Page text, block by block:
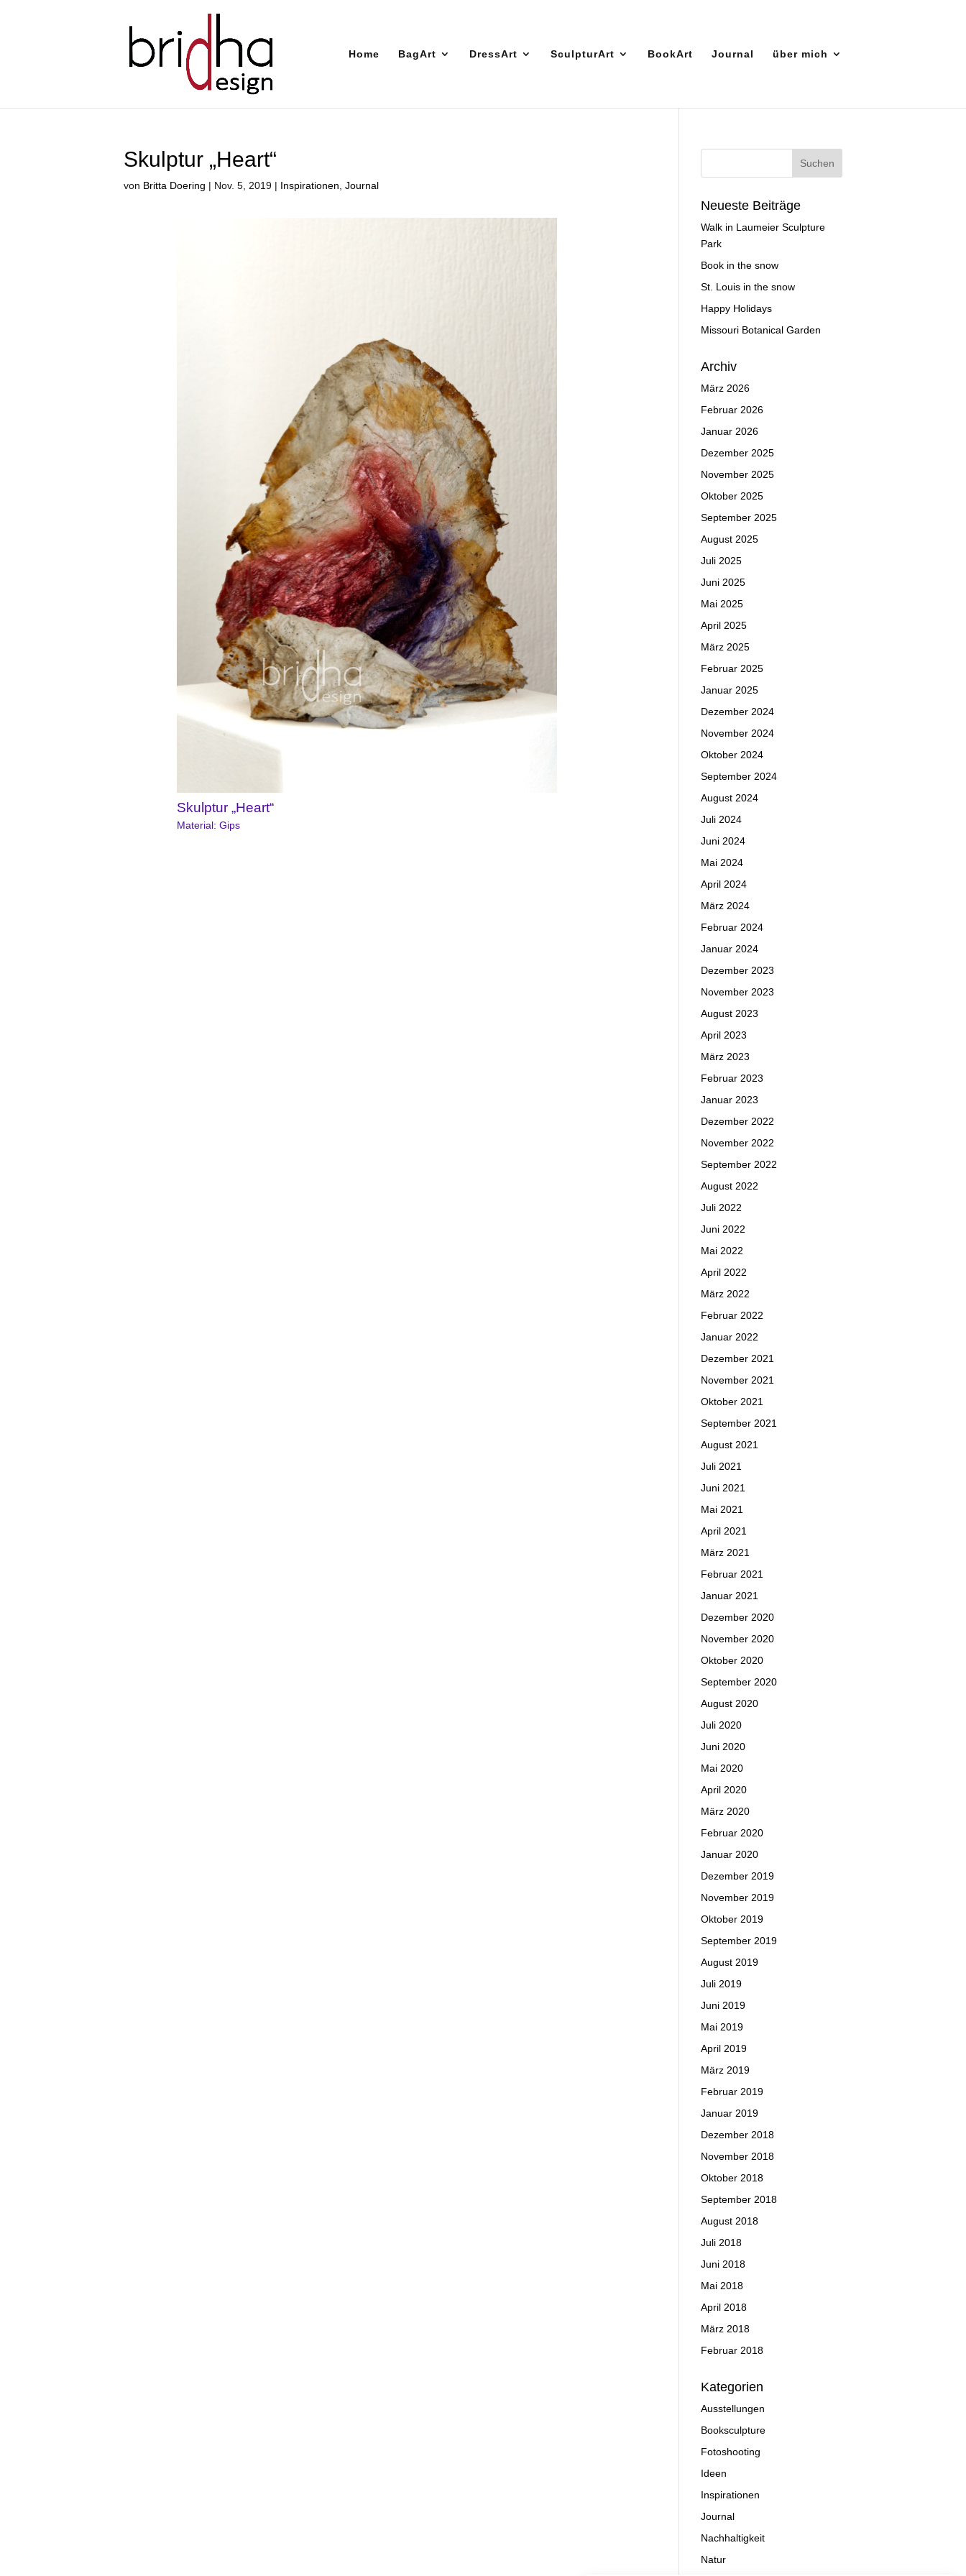
Home BagArt DressArt SculpturArt BookArt Journal über mich
Skulptur „Heart“
von Britta Doering | Nov. 5, 2019 | Inspirationen Journal
Skulptur „Heart“
Material: Gips
Neueste Beiträge
Walk in Laumeier Sculpture
Park
Book in the snow
St. Louis in the snow
Happy Holidays
Missouri Botanical Garden
Archiv
März 2026
Februar 2026
Januar 2026
Dezember 2025
November 2025
Oktober 2025
September 2025
August 2025
Juli 2025
Juni 2025
Mai 2025
April 2025
März 2025
Februar 2025
Januar 2025
Dezember 2024
November 2024
Oktober 2024
September 2024
August 2024
Juli 2024
Juni 2024
Mai 2024
April 2024
März 2024
Februar 2024
Januar 2024
Dezember 2023
November 2023
August 2023
April 2023
März 2023
Februar 2023
Januar 2023
Dezember 2022
November 2022
September 2022
August 2022
Juli 2022
Juni 2022
Mai 2022
April 2022
März 2022
Februar 2022
Januar 2022
Dezember 2021
November 2021
Oktober 2021
September 2021
August 2021
Juli 2021
Juni 2021
Mai 2021
April 2021
März 2021
Februar 2021
Januar 2021
Dezember 2020
November 2020
Oktober 2020
September 2020
August 2020
Juli 2020
Juni 2020
Mai 2020
April 2020
März 2020
Februar 2020
Januar 2020
Dezember 2019
November 2019
Oktober 2019
September 2019
August 2019
Juli 2019
Juni 2019
Mai 2019
April 2019
März 2019
Februar 2019
Januar 2019
Dezember 2018
November 2018
Oktober 2018
September 2018
August 2018
Juli 2018
Juni 2018
Mai 2018
April 2018
März 2018
Februar 2018
Kategorien
Ausstellungen
Booksculpture
Fotoshooting
Ideen
Inspirationen
Journal
Nachhaltigkeit
Natur